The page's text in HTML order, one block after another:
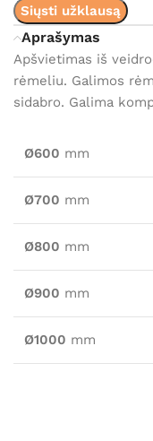
Siųsti užklausą
Aprašymas
Apšvietimas iš
rėmeliu. Galimos
sidabro. Galima
Ø600 mm
Ø700 mm
Ø800 mm
Ø900 mm
Ø1000 mm